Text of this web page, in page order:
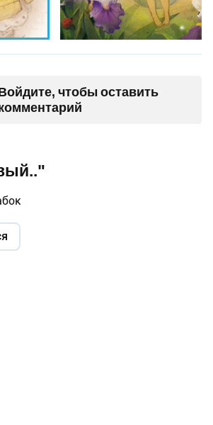
чтобы оставить